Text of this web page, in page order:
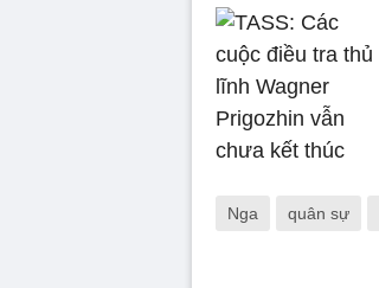
Nga quân sự